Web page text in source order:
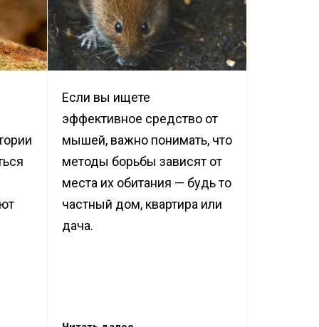
Если вы ищете
эффективное средство от
мышей, важно понимать, что
методы борьбы зависят от
места их обитания — будь то
частный дом, квартира или
дача.